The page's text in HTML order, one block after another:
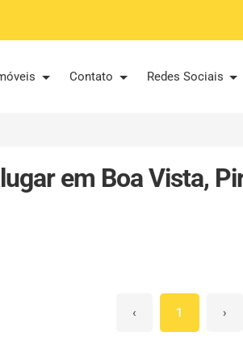
Contato Redes Sociais
em Boa Vista,
‹ 1 ›